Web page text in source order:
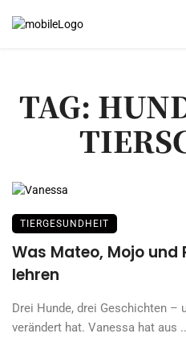
TAG:
TIERGESUNDHEIT
Was Mateo, Mojo und
lehren
Drei Hunde, drei Geschichten –
verändert hat. Vanessa hat aus